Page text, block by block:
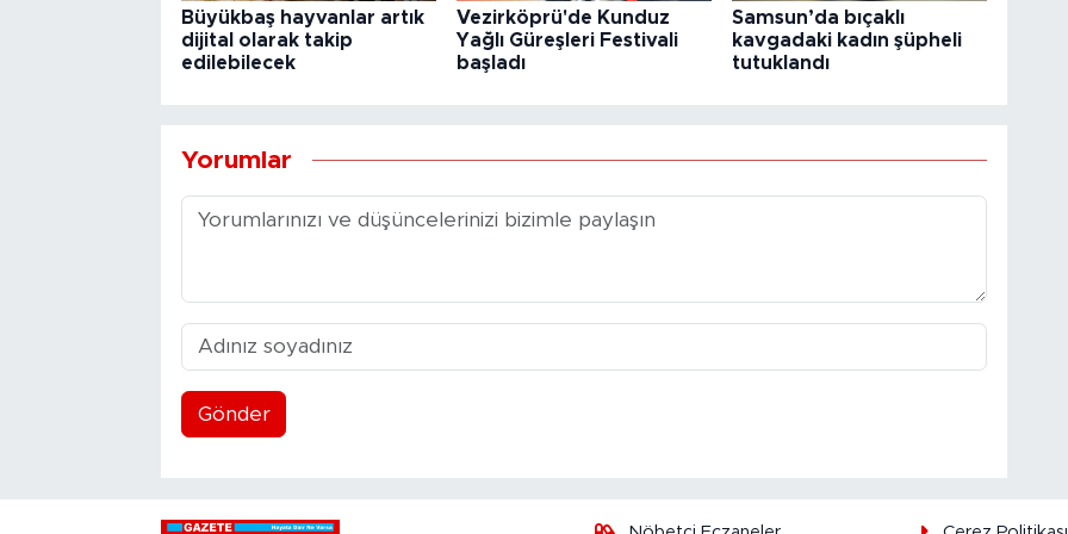
Büyükbaş hayvanlar artık
dijital olarak takip
edilebilecek
Vezirköprü'de Kunduz
Yağlı Güreşleri Festivali
başladı
Samsun’da bıçaklı
kavgadaki kadın şüpheli
tutuklandı
Yorumlar
Gönder